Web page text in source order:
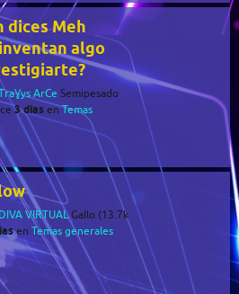
dices Meh
algo
ArCe Semipesado
3 días enTemas
DIVA VIRTUAL Gallo (13.7k
en Temas generales